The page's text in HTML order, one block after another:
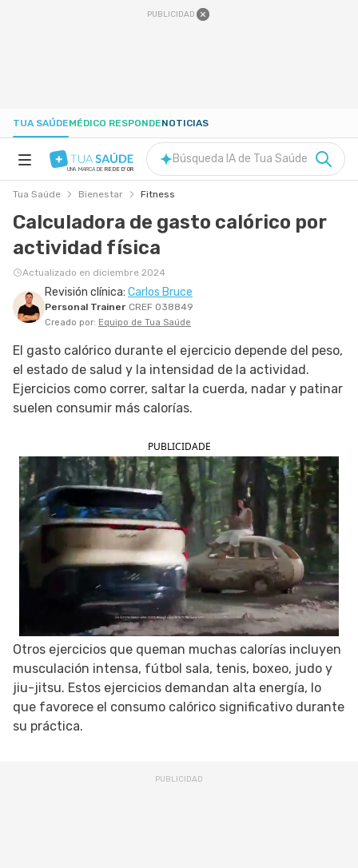
PUBLICIDAD
TUA SAÚDEMÉDICO RESPONDENOTICIAS
NUTRICIÓN
EMBARAZO
SIGUE TUA SAÚDE EN LAS REDES SOCIALES
UNA MARCA DE REDE D'OR
Búsqueda IA de Tua Saúde
Tua Saúde Bienestar Fitness
Calculadora de gasto calórico por
actividad física
Actualizado en diciembre 2024
Revisión clínica: Carlos Bruce
Personal Trainer CREF 038849
Creado por: Equipo de Tua Saúde
El gasto calórico durante el ejercicio depende del peso,
el estado de salud y la intensidad de la actividad.
Ejercicios como correr, saltar la cuerda, nadar y patinar
suelen consumir más calorías.
PUBLICIDADE
Otros ejercicios que queman muchas calorías incluyen
musculación intensa, fútbol sala, tenis, boxeo, judo y
jiu-jitsu. Estos ejercicios demandan alta energía, lo
que favorece el consumo calórico significativo durante
su práctica.